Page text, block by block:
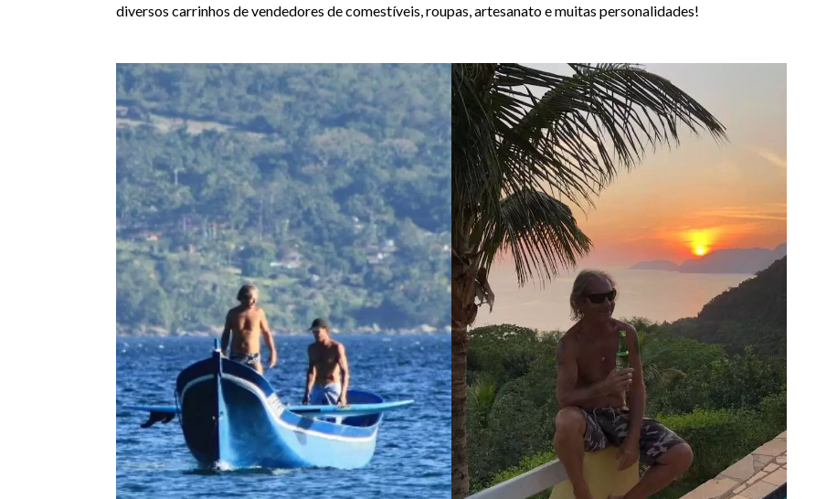
diversos carrinhos de vendedores de comestíveis, roupas, artesanato e muitas personalidades!